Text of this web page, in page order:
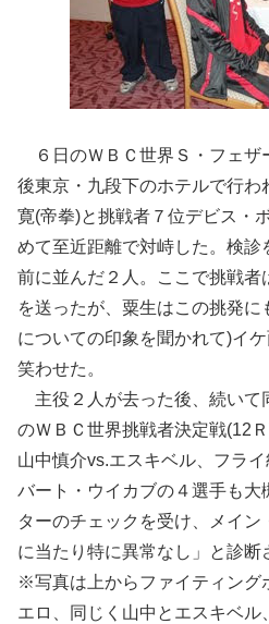
６日のＷＢＣ世界Ｓ・フェザ
後東京・九段下のホテルで行わ
寛(帝拳)と挑戦者７位デビス・
めて至近距離で対峙した。検
前に並んだ２人。ここで挑戦者
を送ったが、粟生はこの挑発
についての印象を聞かれて)イ
笑わせた。
主役２人が去った後、続いて
のＷＢＣ世界挑戦者決定戦(12
山中慎介vs.エスキベル、フラ
バート・ウイカブの４選手も大
ターのチェックを受け、メイン
に当たり特に異常なし」と診断
※写真は上からファイティング
エロ、同じく山中とエスキベ